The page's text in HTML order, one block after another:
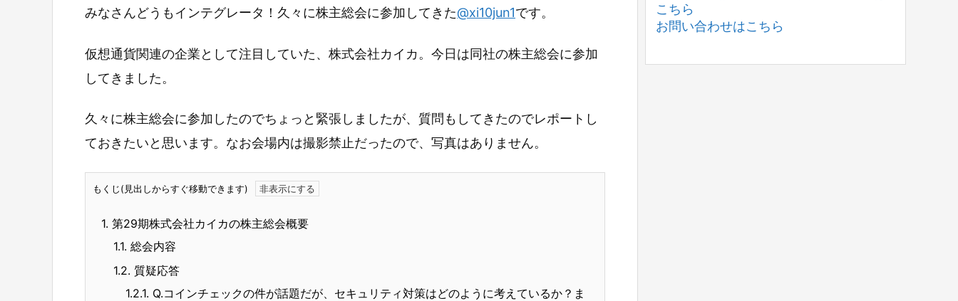
みなさんどうもインテグレータ！久々に株主総会に参加してきた@xi10jun1です。
仮想通貨関連の企業として注目していた、株式会社カイカ。今日は同社の株主総会に参加
してきました。
久々に株主総会に参加したのでちょっと緊張しましたが、質問もしてきたのでレポートし
ておきたいと思います。なお会場内は撮影禁止だったので、写真はありません。
もくじ(見出しからすぐ移動できます)
1. 第29期株式会社カイカの株主総会概要
1.1. 総会内容
1.2. 質疑応答
1.2.1. Q.コインチェックの件が話題だが、セキュリティ対策はどのように考えているか？ま
こちら
お問い合わせはこちら